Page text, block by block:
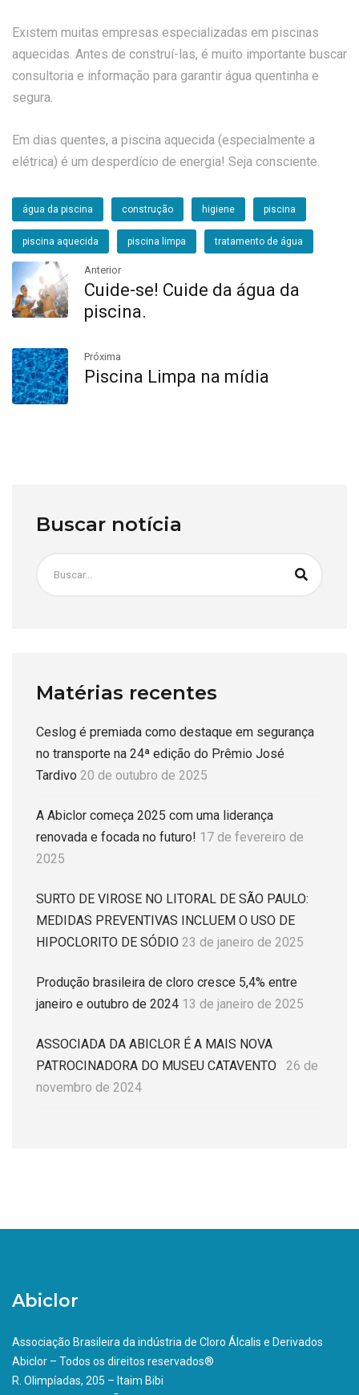
Existem muitas empresas especializadas em piscinas
aquecidas. Antes de construí-las, é muito importante buscar
consultoria e informação para garantir água quentinha e
segura.
Em dias quentes, a piscina aquecida (especialmente a
elétrica) é um desperdício de energia! Seja consciente.
água da piscina construção higiene piscina
piscina aquecida piscina limpa tratamento de água
Anterior
Cuide-se! Cuide da água da
piscina.
Próxima
Piscina Limpa na mídia
Buscar notícia
Matérias recentes
Ceslog é premiada como destaque em segurança
no transporte na 24ª edição do Prêmio José
Tardivo 20 de outubro de 2025
A Abiclor começa 2025 com uma liderança
renovada e focada no futuro! 17 de fevereiro de
2025
SURTO DE VIROSE NO LITORAL DE SÃO PAULO:
MEDIDAS PREVENTIVAS INCLUEM O USO DE
HIPOCLORITO DE SÓDIO 23 de janeiro de 2025
Produção brasileira de cloro cresce 5,4% entre
janeiro e outubro de 2024 13 de janeiro de 2025
ASSOCIADA DA ABICLOR É A MAIS NOVA
PATROCINADORA DO MUSEU CATAVENTO
26 de
novembro de 2024
Abiclor
Associação Brasileira da indústria de Cloro Álcalis e Derivados
Abiclor – Todos os direitos reservados®
R. Olimpíadas, 205 – Itaim Bibi